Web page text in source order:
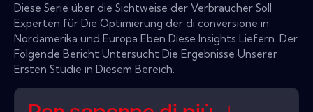
Diese Serie über die Sichtweise der Verbraucher Soll
Experten für Die Optimierung der di conversione in
Nordamerika und Europa Eben Diese Insights Liefern. Der
Folgende Bericht Untersucht Die Ergebnisse Unserer
Ersten Studie in Diesem Bereich.